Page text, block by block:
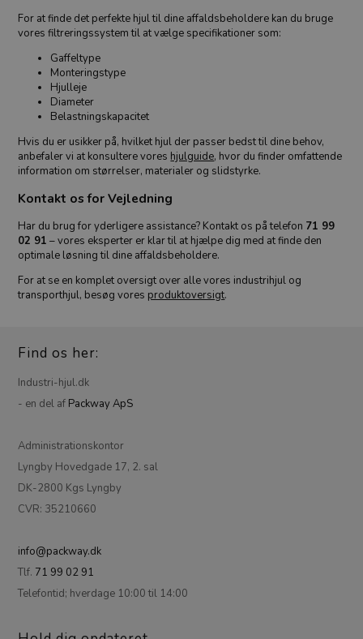
For at finde det perfekte hjul til dine affaldsbeholdere kan du bruge
vores filtreringssystem til at vælge specifikationer som:
Gaffeltype
Monteringstype
Hjulleje
Diameter
Belastningskapacitet
Hvis du er usikker på, hvilket hjul der passer bedst til dine behov,
anbefaler vi at konsultere vores hjulguide, hvor du finder omfattende
information om størrelser, materialer og slidstyrke.
Kontakt os for Vejledning
Har du brug for yderligere assistance? Kontakt os på telefon 71 99
02 91 – vores eksperter er klar til at hjælpe dig med at finde den
optimale løsning til dine affaldsbeholdere.
For at se en komplet oversigt over alle vores industrihjul og
transporthjul, besøg vores produktoversigt.
Find os her:
Industri-hjul.dk
- en del af Packway ApS
Administrationskontor
Lyngby Hovedgade 17, 2. sal
DK-2800 Kgs Lyngby
CVR: 35210660
info@packway.dk
Tlf. 71 99 02 91
Telefontid; hverdage 10:00 til 14:00